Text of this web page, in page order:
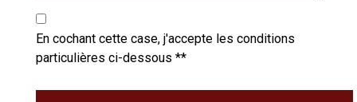
En cochant cette case, j'accepte les conditions
particulières ci-dessous **